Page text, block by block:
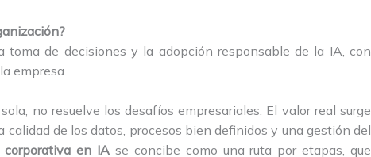
toma de decisiones y la adopción responsable de la IA, con
empresa.
no resuelve los desafíos empresariales. El valor real surge
de los datos, procesos bien definidos y una gestión del
corporativa en IA se concibe como una ruta por etapas, que